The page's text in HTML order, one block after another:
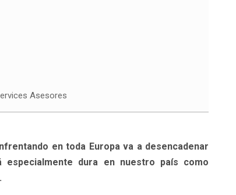
Asesores
en toda Europa va a desencadenar
dura en nuestro país como